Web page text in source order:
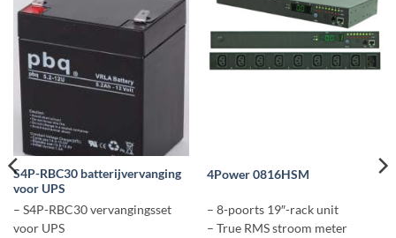
S4P-RBC30 batterijvervanging
voor UPS
– S4P-RBC30 vervangingsset
voor UPS
4Power 0816HSM
– 8-poorts 19″-rack unit
– True RMS stroom meter